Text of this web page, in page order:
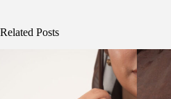
Related Posts